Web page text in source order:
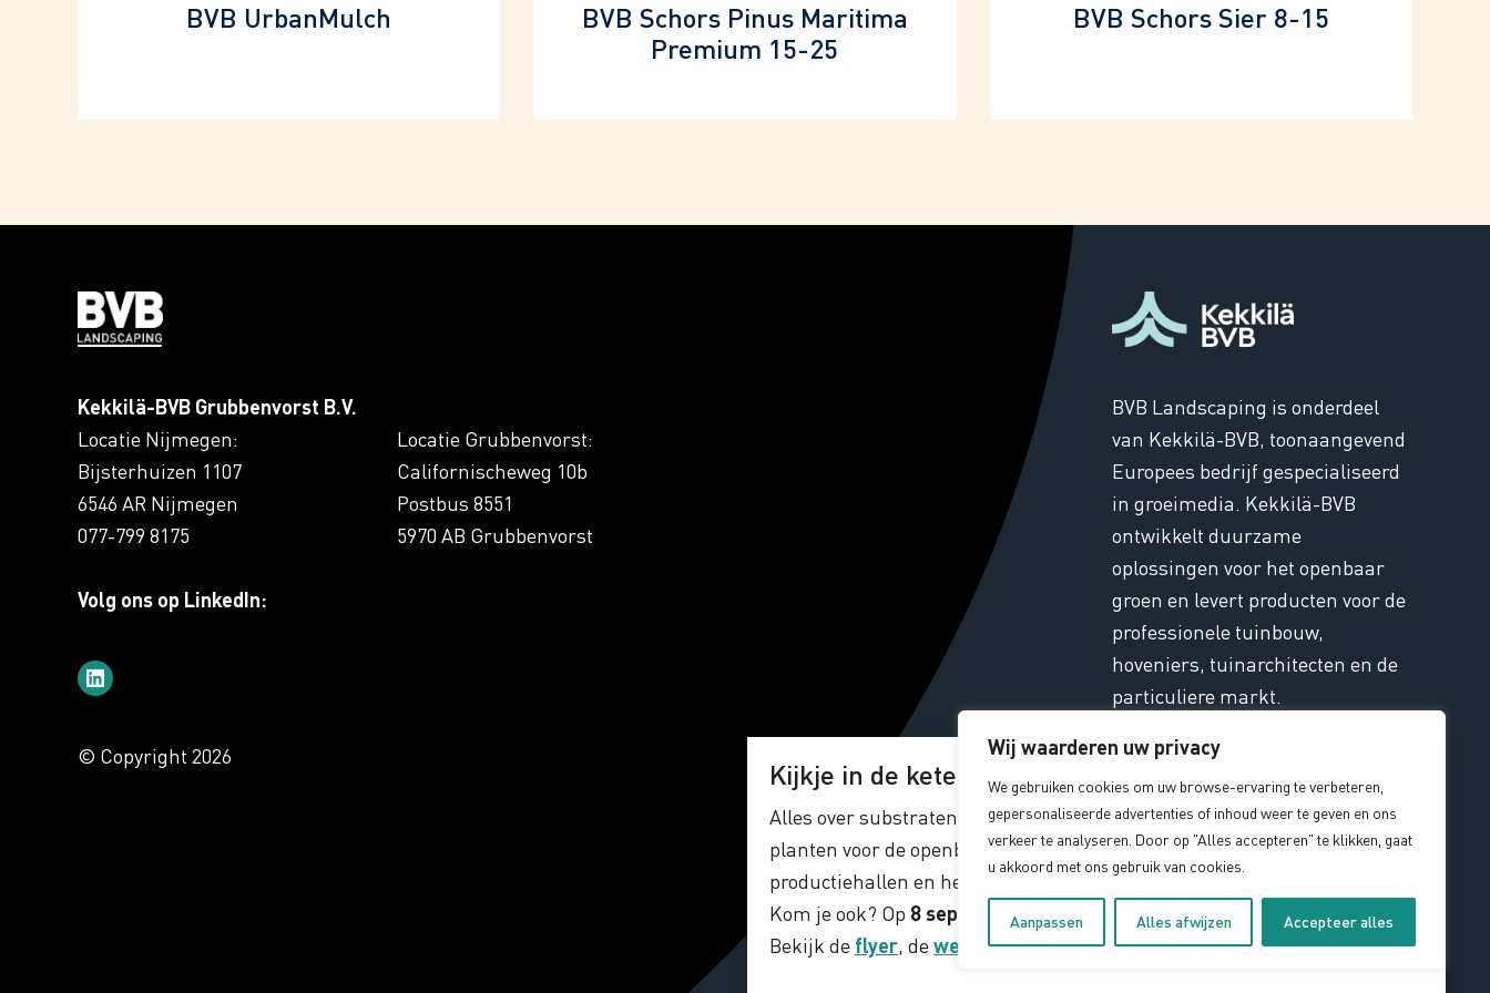
Wij waarderen uw privacy
We gebruiken cookies om uw browse-ervaring te verbeteren,
gepersonaliseerde advertenties of inhoud weer te geven en ons
verkeer te analyseren. Door op "Alles accepteren" te klikken, gaat
u akkoord met ons gebruik van cookies.
Aanpassen Alles afwijzen Accepteer alles
BVB UrbanMulch
BVB Schors Pinus Maritima
Premium 15-25
BVB Schors Sier 8-15
Kekkilä-BVB Grubbenvorst B.V.
Locatie Nijmegen:
Bijsterhuizen 1107
6546 AR Nijmegen
077-799 8175
Volg ons op LinkedIn:
Locatie Grubbenvorst:
Californischeweg 10b
Postbus 8551
5970 AB Grubbenvorst
© Copyright 2026
BVB Landscaping is onderdeel
van Kekkilä-BVB, toonaangevend
Europees bedrijf gespecialiseerd
in groeimedia. Kekkilä-BVB
ontwikkelt duurzame
oplossingen voor het openbaar
groen en levert producten voor de
professionele tuinbouw,
hoveniers, tuinarchitecten en de
particuliere markt.
Contact
Alg. Voorwaarden|Privacy
Gedragscode|MVO|Klacht
Kijkje in de keten!
Alles over substraten, grondstoffen, waterinfiltratie en duurzame
planten voor de openbare ruimte. Met rondleidingen door de
productiehallen en het laboratorium. Kortom, een echt kijkje in de keten!
Kom je ook? Op 8 september
bij BVB Landscaping.
Bekijk de flyer, dewebpaginaof meld je gewoondirect aan!